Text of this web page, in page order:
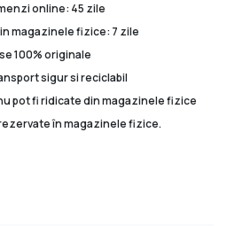
online: 45 zile
magazinele fizice: 7 zile
100% originale
sigur si reciclabil
pot fi ridicate din magazinele fizice
în magazinele fizice.